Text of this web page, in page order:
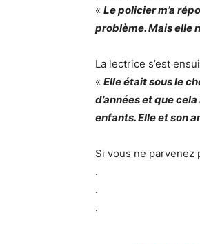
« Le policier m’a
problème. Mais elle
La lectrice s’est
« Elle était sous le
d’années et que
enfants. Elle et son
Si vous ne parvenez
.
.
.